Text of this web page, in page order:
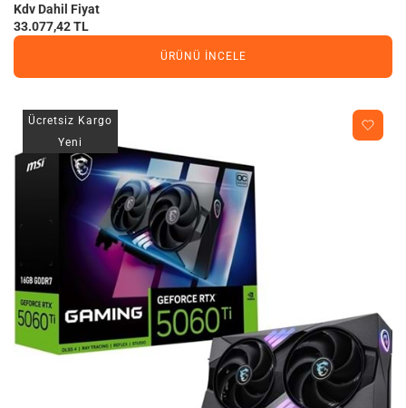
Kdv Dahil Fiyat
33.077,42 TL
ÜRÜNÜ İNCELE
Ücretsiz Kargo
Yeni